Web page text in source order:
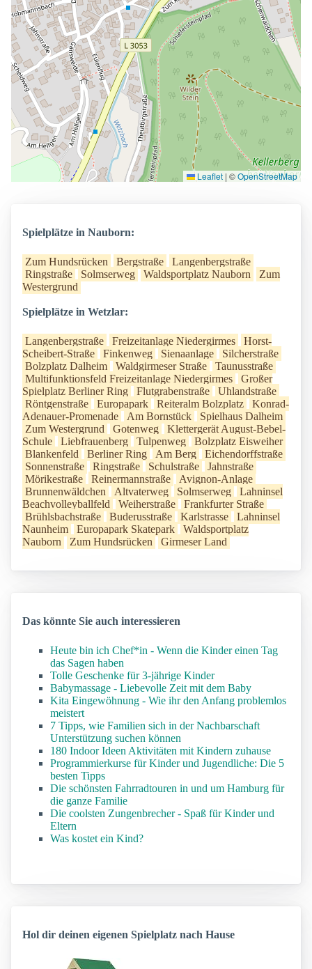
Leaflet | ©OpenStreetMap
Spielplätze in Nauborn:
Zum Hundsrücken Bergstraße
Langenbergstraße
Ringstraße
Solmserweg Waldsportplatz Nauborn
Zum
Westergrund
Spielplätze in Wetzlar:
Langenbergstraße Freizeitanlage Niedergirmes
Horst-
Scheibert-Straße
Finkenweg Sienaanlage
Silcherstraße
Bolzplatz Dalheim
Waldgirmeser Straße
Taunusstraße
Multifunktionsfeld Freizeitanlage Niedergirmes
Großer
Spielplatz Berliner Ring
Flutgrabenstraße
Uhlandstraße
Röntgenstraße
Europapark Reiteralm Bolzplatz
Konrad-
Adenauer-Promenade
Am Bornstück
Spielhaus Dalheim
Zum Westergrund
Gotenweg
Klettergerät August-Bebel-
Schule
Liebfrauenberg Tulpenweg
Bolzplatz Eisweiher
Blankenfeld
Berliner Ring Am Berg
Eichendorffstraße
Sonnenstraße
Ringstraße Schulstraße
Jahnstraße
Mörikestraße
Reinermannstraße
Avignon-Anlage
Brunnenwäldchen
Altvaterweg Solmserweg
Lahninsel
Beachvolleyballfeld
Weiherstraße
Frankfurter Straße
Brühlsbachstraße
Buderusstraße Karlstrasse
Lahninsel
Naunheim
Europapark Skatepark
Waldsportplatz
Nauborn
Zum Hundsrücken Girmeser Land
Das könnte Sie auch interessieren
Heute bin ich Chef*in - Wenn die Kinder einen Tag
das Sagen haben
Tolle Geschenke für 3-jährige Kinder
Babymassage - Liebevolle Zeit mit dem Baby
Kita Eingewöhnung - Wie ihr den Anfang problemlos
meistert
7 Tipps, wie Familien sich in der Nachbarschaft
Unterstützung suchen können
180 Indoor Ideen Aktivitäten mit Kindern zuhause
Programmierkurse für Kinder und Jugendliche: Die 5
besten Tipps
Die schönsten Fahrradtouren in und um Hamburg für
die ganze Familie
Die coolsten Zungenbrecher - Spaß für Kinder und
Eltern
Was kostet ein Kind?
Hol dir deinen eigenen Spielplatz nach Hause